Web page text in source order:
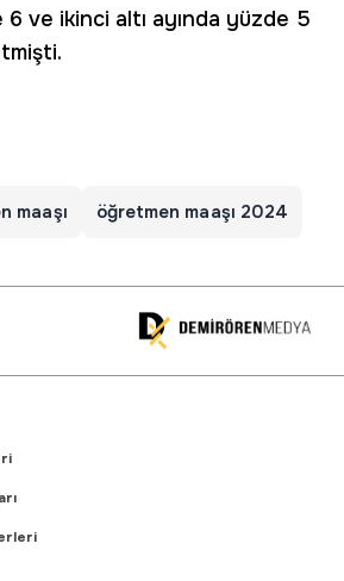
6 ve ikinci altı ayında yüzde 5
maaşı öğretmen maaşı 2024